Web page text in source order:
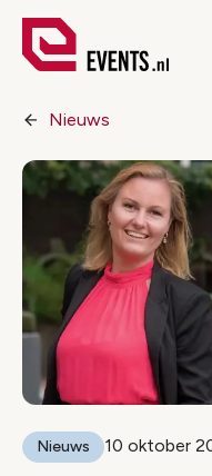
Nieuws
Nieuws 10 oktober